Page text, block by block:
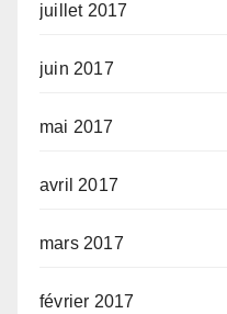
juillet 2017
juin 2017
mai 2017
avril 2017
mars 2017
février 2017